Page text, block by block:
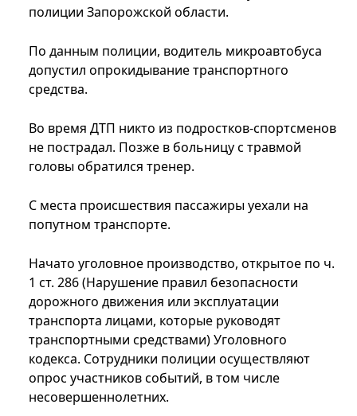
полиции Запорожской области.
По данным полиции, водитель микроавтобуса
допустил опрокидывание транспортного
средства.
Во время ДТП никто из подростков-спортсменов
не пострадал. Позже в больницу с травмой
головы обратился тренер.
С места происшествия пассажиры уехали на
попутном транспорте.
Начато уголовное производство, открытое по ч.
1 ст. 286 (Нарушение правил безопасности
дорожного движения или эксплуатации
транспорта лицами, которые руководят
транспортными средствами) Уголовного
кодекса. Сотрудники полиции осуществляют
опрос участников событий, в том числе
несовершеннолетних.